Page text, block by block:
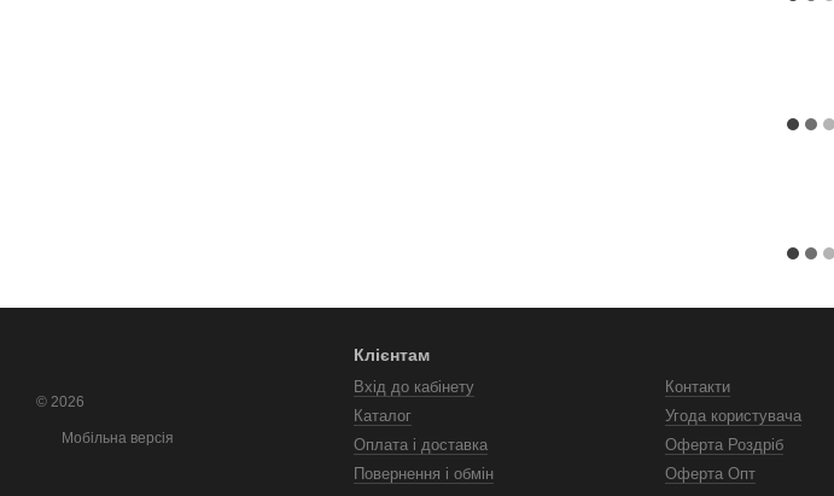
© 2026
Мобільна версія
Клієнтам
Вхід до кабінету
Каталог
Оплата і доставка
Повернення і обмін
Контакти
Угода користувача
Оферта Роздріб
Оферта Опт